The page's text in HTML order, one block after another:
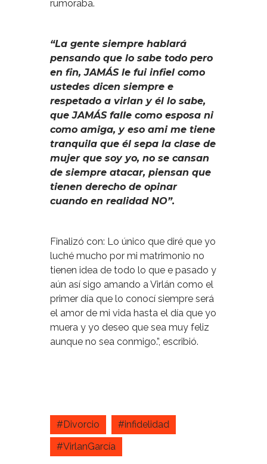
rumoraba.
“La gente siempre hablará
pensando que lo sabe todo pero
en fin, JAMÁS le fui infiel como
ustedes dicen siempre e
respetado a virlan y él lo sabe,
que JAMÁS falle como esposa ni
como amiga, y eso ami me tiene
tranquila que él sepa la clase de
mujer que soy yo, no se cansan
de siempre atacar, piensan que
tienen derecho de opinar
cuando en realidad NO”.
Finalizó con: Lo único que diré que yo
luché mucho por mi matrimonio no
tienen idea de todo lo que e pasado y
aún así sigo amando a Virlán como el
primer día que lo conocí siempre será
el amor de mi vida hasta el día que yo
muera y yo deseo que sea muy feliz
aunque no sea conmigo.”, escribió.
#Divorcio
#infidelidad
#VirlanGarcía